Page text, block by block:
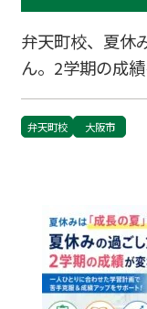
弁天町校、夏休
ん。2学期の成
弁天町校 大阪市